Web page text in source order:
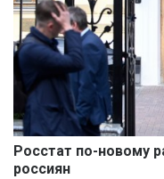
Росстат по-новому
россиян